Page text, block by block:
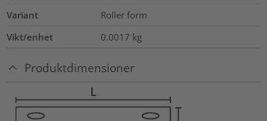
Variant
Roller form
Vikt/enhet
0.0017 kg
Produktdimensioner